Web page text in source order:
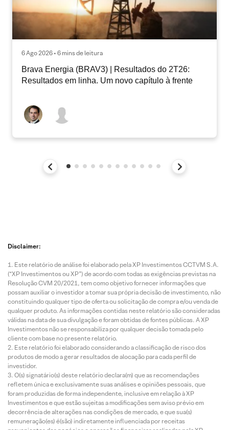
6 Ago 2026 • 6 mins de leitura
Brava Energia (BRAV3) | Resultados do 2T26:
Resultados em linha. Um novo capítulo à frente
Disclaimer:
Este relatório de análise foi elaborado pela XP Investimentos CCTVM S.A.
(“XP Investimentos ou XP”) de acordo com todas as exigências previstas na
Resolução CVM 20/2021, tem como objetivo fornecer informações que
possam auxiliar o investidor a tomar sua própria decisão de investimento, não
constituindo qualquer tipo de oferta ou solicitação de compra e/ou venda de
qualquer produto. As informações contidas neste relatório são consideradas
válidas na data de sua divulgação e foram obtidas de fontes públicas. A XP
Investimentos não se responsabiliza por qualquer decisão tomada pelo
cliente com base no presente relatório.
Este relatório foi elaborado considerando a classificação de risco dos
produtos de modo a gerar resultados de alocação para cada perfil de
investidor.
O(s) signatário(s) deste relatório declara(m) que as recomendações
refletem única e exclusivamente suas análises e opiniões pessoais, que
foram produzidas de forma independente, inclusive em relação à XP
Investimentos e que estão sujeitas a modificações sem aviso prévio em
decorrência de alterações nas condições de mercado, e que sua(s)
remuneração(es) é(são) indiretamente influenciada por receitas